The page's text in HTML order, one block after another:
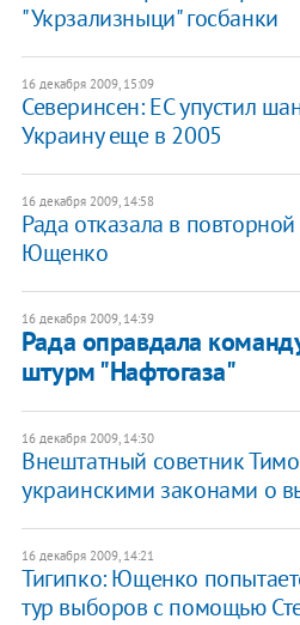
"Укрзализныци" госбанки
16 декабря 2009, 15:09
Северинсен: ЕС упустил
Украину еще в 2005
16 декабря 2009, 14:58
Рада отказала в
Ющенко
16 декабря 2009, 14:39
Рада оправдала
штурм "Нафтогаза"
16 декабря 2009, 14:30
Внештатный советник
украинскими законами о
16 декабря 2009, 14:21
Тигипко: Ющенко
тур выборов с помощью